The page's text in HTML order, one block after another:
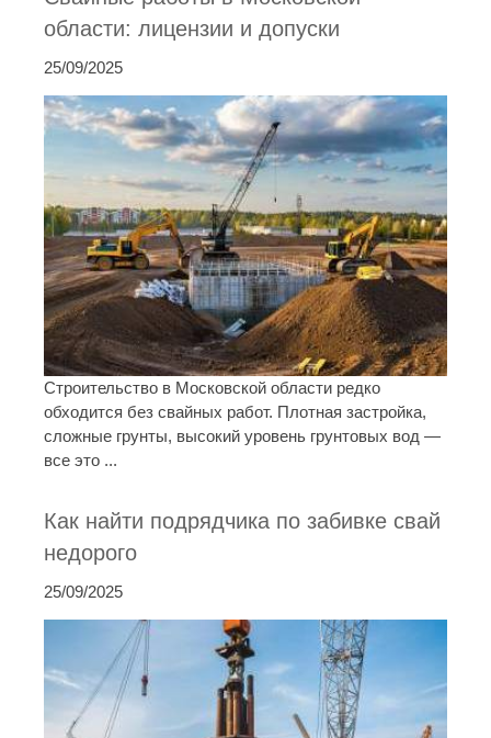
области: лицензии и допуски
25/09/2025
Строительство в Московской области редко
обходится без свайных работ. Плотная застройка,
сложные грунты, высокий уровень грунтовых вод —
все это ...
Как найти подрядчика по забивке свай
недорого
25/09/2025